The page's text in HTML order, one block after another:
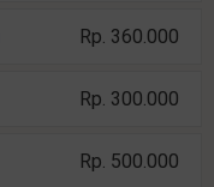
Rp. 360.000
Rp. 300.000
Rp. 500.000